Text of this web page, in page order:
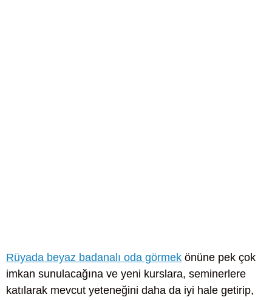
Rüyada beyaz badanalı oda görmek önüne pek çok
imkan sunulacağına ve yeni kurslara, seminerlere
katılarak mevcut yeteneğini daha da iyi hale getirip,